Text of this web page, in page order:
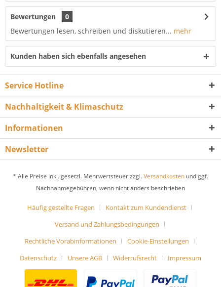
Bewertungen
0
Bewertungen lesen, schreiben und diskutieren... mehr
Kunden haben sich ebenfalls angesehen
Service Hotline
Nachhaltigkeit & Klimaschutz
Informationen
Newsletter
* Alle Preise inkl. gesetzl. Mehrwertsteuer zzgl.Versandkosten und ggf.
Nachnahmegebühren, wenn nicht anders beschrieben
Häufig gestellte Fragen
Kontakt zum Kundendienst
Versand und Zahlungsbedingungen
Rechtliche Vorabinformationen
Cookie-Einstellungen
Datenschutz
Unsere AGB Widerrufsrecht Impressum